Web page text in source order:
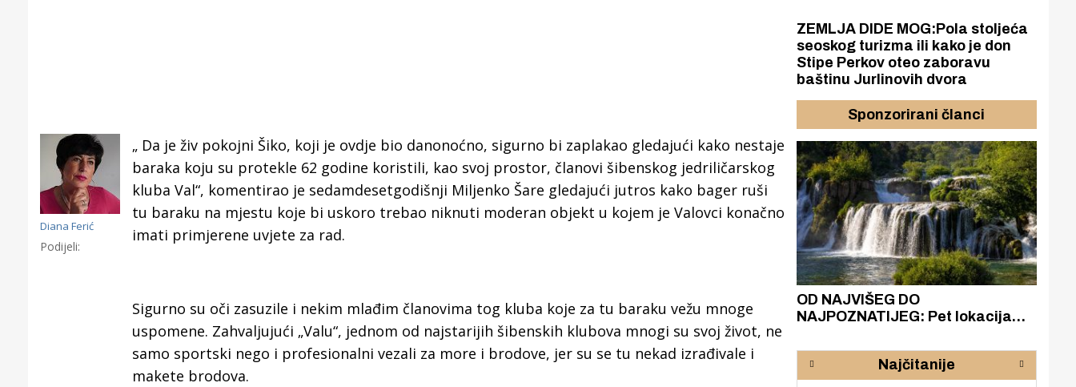
Diana Ferić
Podijeli:
„ Da je živ pokojni Šiko, koji je ovdje bio danonoćno, sigurno bi zaplakao gledajući kako nestaje
baraka koju su protekle 62 godine koristili, kao svoj prostor, članovi šibenskog jedriličarskog
kluba Val“, komentirao je sedamdesetgodišnji Miljenko Šare gledajući jutros kako bager ruši
tu baraku na mjestu koje bi uskoro trebao niknuti moderan objekt u kojem je Valovci konačno
imati primjerene uvjete za rad.
Sigurno su oči zasuzile i nekim mlađim članovima tog kluba koje za tu baraku vežu mnoge
uspomene. Zahvaljujući „Valu“, jednom od najstarijih šibenskih klubova mnogi su svoj život, ne
samo sportski nego i profesionalni vezali za more i brodove, jer su se tu nekad izrađivale i
makete brodova.
ZEMLJA DIDE MOG:Pola stoljeća
seoskog turizma ili kako je don
Stipe Perkov oteo zaboravu
baštinu Jurlinovih dvora
Sponzorirani članci
Gornji tok Krke iz prve ruke -
Otkrijte hostel Titius u
edukativnom kampusu NP Krka u
Puljanima
Šibenik spreman za dolazak
električnih autobusa: izgrađeno
12 punionica na kolodvoru
OD NAJVIŠEG DO
NAJPOZNATIJEG: Pet lokacija
rijeke Krke
Najčitanije